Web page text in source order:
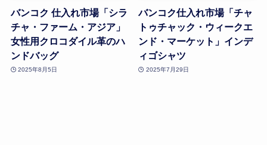
バンコク 仕入れ市場「シラ
チャ・ファーム・アジア」
女性用クロコダイル革のハ
ンドバッグ
2025年8月5日
バンコク仕入れ市場「チャ
トゥチャック・ウィークエ
ンド・マーケット」インデ
ィゴシャツ
2025年7月29日